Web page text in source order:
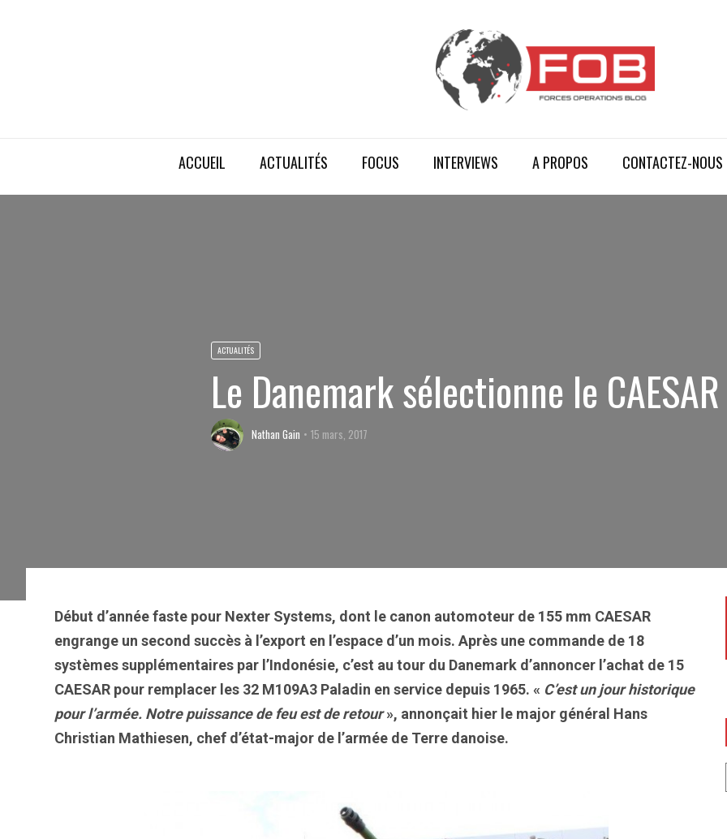
ACCUEIL ACTUALITÉS FOCUS INTERVIEWS A PROPOS CONTACTEZ-NOUS
ACTUALITÉS
Le Danemark sélectionne le CAESAR
Nathan Gain 15 mars, 2017
Début d’année faste pour Nexter Systems, dont le canon automoteur de 155 mm CAESAR
engrange un second succès à l’export en l’espace d’un mois. Après une commande de 18
systèmes supplémentaires par l’Indonésie, c’est au tour du Danemark d’annoncer l’achat de 15
CAESAR pour remplacer les 32 M109A3 Paladin en service depuis 1965. « C’est un jour historique
pour l’armée. Notre puissance de feu est de retour», annonçait hier le major général Hans
Christian Mathiesen, chef d’état-major de l’armée de Terre danoise.